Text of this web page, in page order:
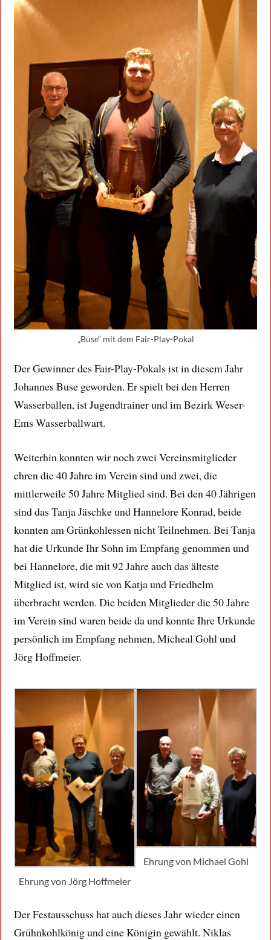
„Buse“ mit dem Fair-Play-Pokal
Der Gewinner des Fair-Play-Pokals ist in diesem Jahr
Johannes Buse geworden. Er spielt bei den Herren
Wasserballen, ist Jugendtrainer und im Bezirk Weser-
Ems Wasserballwart.
Weiterhin konnten wir noch zwei Vereinsmitglieder
ehren die 40 Jahre im Verein sind und zwei, die
mittlerweile 50 Jahre Mitglied sind. Bei den 40 Jährigen
sind das Tanja Jäschke und Hannelore Konrad, beide
konnten am Grünkohlessen nicht Teilnehmen. Bei Tanja
hat die Urkunde Ihr Sohn im Empfang genommen und
bei Hannelore, die mit 92 Jahre auch das älteste
Mitglied ist, wird sie von Katja und Friedhelm
überbracht werden. Die beiden Mitglieder die 50 Jahre
im Verein sind waren beide da und konnte Ihre Urkunde
persönlich im Empfang nehmen, Micheal Gohl und
Jörg Hoffmeier.
Ehrung von Jörg Hoffmeier
Ehrung von Michael Gohl
Der Festausschuss hat auch dieses Jahr wieder einen
Grühnkohlkönig und eine Königin gewählt. Niklas